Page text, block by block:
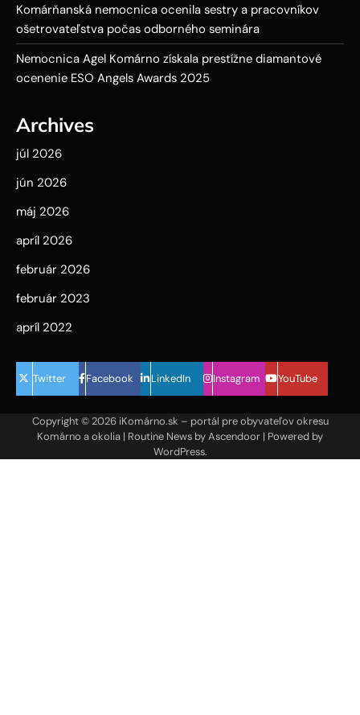
Komárňanská nemocnica ocenila sestry a pracovníkov
ošetrovateľstva počas odborného seminára
Nemocnica Agel Komárno získala prestížne diamantové
ocenenie ESO Angels Awards 2025
Archives
júl 2026
jún 2026
máj 2026
apríl 2026
február 2026
február 2023
apríl 2022
Twitter Facebook LinkedIn Instagram YouTube
Copyright © 2026 iKomárno.sk – portál pre obyvateľov okresu
Komárno a okolia | Routine News byAscendoor | Powered by
WordPress.